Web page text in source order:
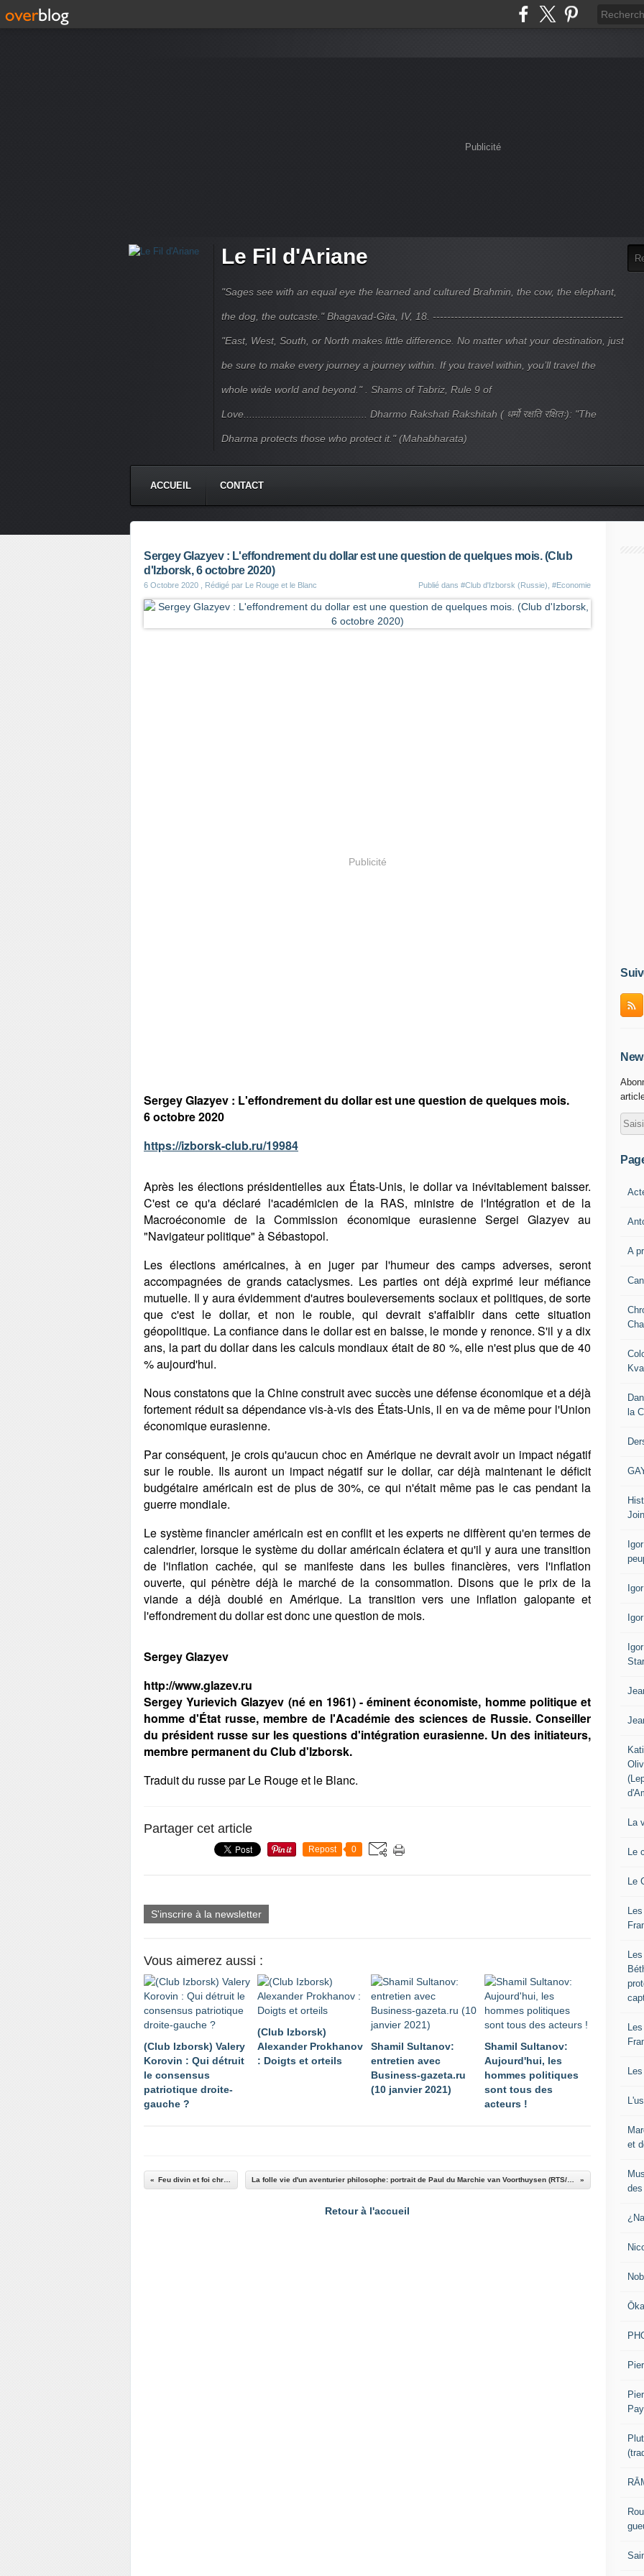
Publicité
Le Fil d'Ariane
"Sages see with an equal eye the learned and cultured Brahmin, the cow, the elephant,
the dog, the outcaste." Bhagavad-Gita, IV, 18. -----------------------------------------------------
"East, West, South, or North makes little difference. No matter what your destination, just
be sure to make every journey a journey within. If you travel within, you’ll travel the
whole wide world and beyond." . Shams of Tabriz, Rule 9 of
Love........................................... Dharmo Rakshati Rakshitah ( धर्मो रक्षति रक्षितः): "The
Dharma protects those who protect it." (Mahabharata)
ACCUEIL CONTACT
Sergey Glazyev : L'effondrement du dollar est une question de quelques mois. (Club
d'Izborsk, 6 octobre 2020)
6 Octobre 2020 , Rédigé par Le Rouge et le Blanc Publié dans #Club d'Izborsk (Russie) #Economie
Publicité
Sergey Glazyev : L'effondrement du dollar est une question de quelques mois.
6 octobre 2020
https://izborsk-club.ru/19984
Après les élections présidentielles aux États-Unis, le dollar va inévitablement baisser.
C'est ce qu'a déclaré l'académicien de la RAS, ministre de l'Intégration et de la
Macroéconomie de la Commission économique eurasienne Sergei Glazyev au
"Navigateur politique" à Sébastopol.
Les élections américaines, à en juger par l'humeur des camps adverses, seront
accompagnées de grands cataclysmes. Les parties ont déjà exprimé leur méfiance
mutuelle. Il y aura évidemment d'autres bouleversements sociaux et politiques, de sorte
que c'est le dollar, et non le rouble, qui devrait s'affaiblir dans cette situation
géopolitique. La confiance dans le dollar est en baisse, le monde y renonce. S'il y a dix
ans, la part du dollar dans les calculs mondiaux était de 80 %, elle n'est plus que de 40
% aujourd'hui.
Nous constatons que la Chine construit avec succès une défense économique et a déjà
fortement réduit sa dépendance vis-à-vis des États-Unis, il en va de même pour l'Union
économique eurasienne.
Par conséquent, je crois qu'aucun choc en Amérique ne devrait avoir un impact négatif
sur le rouble. Ils auront un impact négatif sur le dollar, car déjà maintenant le déficit
budgétaire américain est de plus de 30%, ce qui n'était même pas le cas pendant la
guerre mondiale.
Le système financier américain est en conflit et les experts ne diffèrent qu'en termes de
calendrier, lorsque le système du dollar américain éclatera et qu'il y aura une transition
de l'inflation cachée, qui se manifeste dans les bulles financières, vers l'inflation
ouverte, qui pénètre déjà le marché de la consommation. Disons que le prix de la
viande a déjà doublé en Amérique. La transition vers une inflation galopante et
l'effondrement du dollar est donc une question de mois.
Sergey Glazyev
http://www.glazev.ru
Sergey Yurievich Glazyev (né en 1961) - éminent économiste, homme politique et
homme d'État russe, membre de l'Académie des sciences de Russie. Conseiller
du président russe sur les questions d'intégration eurasienne. Un des initiateurs,
membre permanent du Club d'Izborsk.
Traduit du russe par Le Rouge et le Blanc.
Partager cet article
Repost 0
S'inscrire à la newsletter
Vous aimerez aussi :
(Club Izborsk) Valery
Korovin : Qui détruit
le consensus
patriotique droite-
gauche ?
(Club Izborsk)
Alexander Prokhanov
: Doigts et orteils
Shamil Sultanov:
entretien avec
Business-gazeta.ru
(10 janvier 2021)
Shamil Sultanov:
Aujourd'hui, les
hommes politiques
sont tous des
acteurs !
La folle vie d'un aventurier philosophe: portrait de Paul du Marchie van Voorthuysen (RTS/Passe moi les jumelles)
Retour à l'accueil
A
la
La
Le
Le
et
des